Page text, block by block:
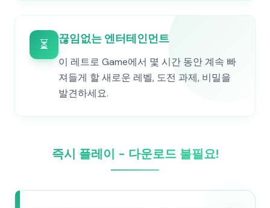
⏳ 끊임없는 엔터테인먼트
이 레트로 Game에서 몇 시간 동안 계속 빠
져들게 할 새로운 레벨, 도전 과제, 비밀을
발견하세요.
즉시 플레이 - 다운로드 불필요!